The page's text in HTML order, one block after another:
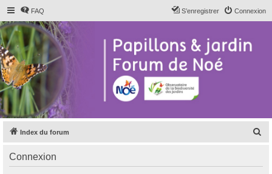
FAQ Connexion
S’enregistrer
Index du forum
Connexion